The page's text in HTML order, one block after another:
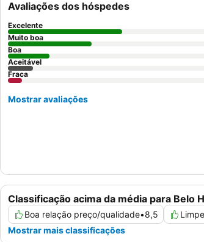
Classificação acima da média para Belo
Boa relação preço/qualidade•8,5
Mostrar mais classificações
Avaliações dos hóspedes
Excelente
Muito boa
Boa
Aceitável
Fraca
Mostrar avaliações